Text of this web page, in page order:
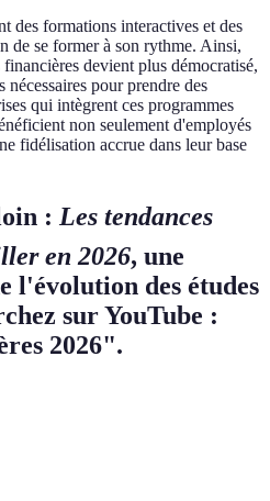
des formations interactives et des
de se former à son rythme. Ainsi,
devient plus démocratisé,
pour prendre des
qui intègrent ces programmes
non seulement d'employés
fidélisation accrue dans leur base
: Les tendances
en 2026, une
l'évolution des études
sur YouTube :
2026".